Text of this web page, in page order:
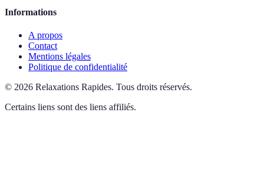
Informations
A propos
Contact
Mentions légales
Politique de confidentialité
© 2026 Relaxations Rapides. Tous droits réservés.
Certains liens sont des liens affiliés.